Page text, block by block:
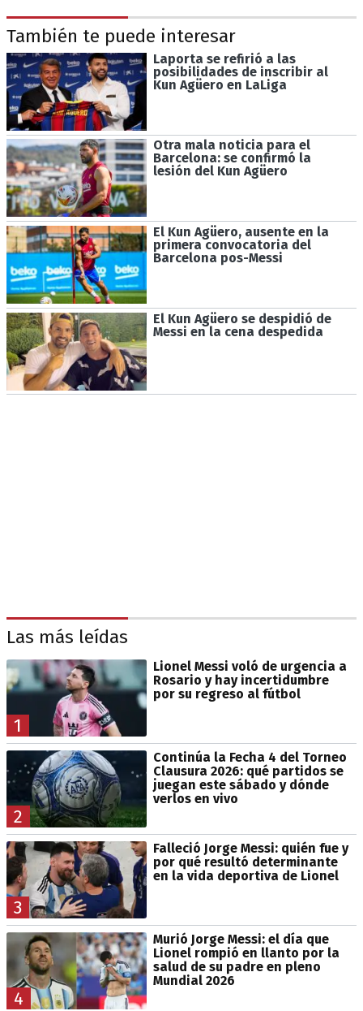
También te puede interesar
Laporta se refirió a las
posibilidades de inscribir al
Kun Agüero en LaLiga
Otra mala noticia para el
Barcelona: se confirmó la
lesión del Kun Agüero
El Kun Agüero, ausente en la
primera convocatoria del
Barcelona pos-Messi
El Kun Agüero se despidió de
Messi en la cena despedida
Las más leídas
1
Lionel Messi voló de urgencia a
Rosario y hay incertidumbre
por su regreso al fútbol
2
Continúa la Fecha 4 del Torneo
Clausura 2026: qué partidos se
juegan este sábado y dónde
verlos en vivo
3
Falleció Jorge Messi: quién fue y
por qué resultó determinante
en la vida deportiva de Lionel
4
Murió Jorge Messi: el día que
Lionel rompió en llanto por la
salud de su padre en pleno
Mundial 2026